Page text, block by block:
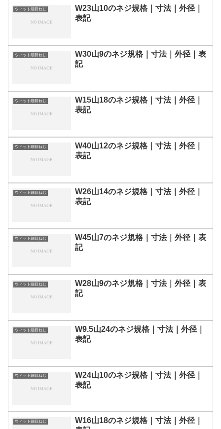
ウィット細目ねじ
W23山10のネジ規格｜寸法｜外径｜
表記
ウィット細目ねじ
W30山9のネジ規格｜寸法｜外径｜表
記
ウィット細目ねじ
W15山18のネジ規格｜寸法｜外径｜
表記
ウィット細目ねじ
W40山12のネジ規格｜寸法｜外径｜
表記
ウィット細目ねじ
W26山14のネジ規格｜寸法｜外径｜
表記
ウィット細目ねじ
W45山7のネジ規格｜寸法｜外径｜表
記
ウィット細目ねじ
W28山9のネジ規格｜寸法｜外径｜表
記
ウィット細目ねじ
W9.5山24のネジ規格｜寸法｜外径｜
表記
ウィット細目ねじ
W24山10のネジ規格｜寸法｜外径｜
表記
ウィット細目ねじ
W16山18のネジ規格｜寸法｜外径｜